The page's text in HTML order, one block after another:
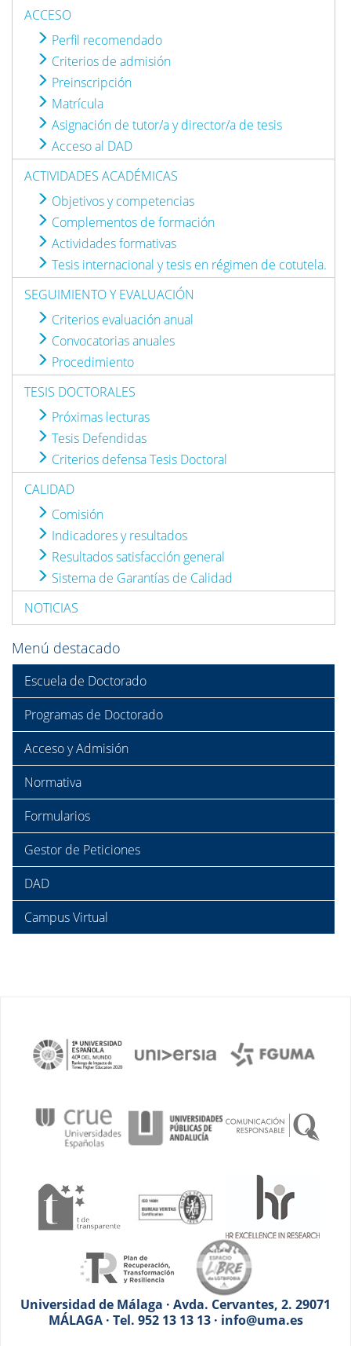
ACCESO
Perfil recomendado
Criterios de admisión
Preinscripción
Matrícula
Asignación de tutor/a y director/a de tesis
Acceso al DAD
ACTIVIDADES ACADÉMICAS
Objetivos y competencias
Complementos de formación
Actividades formativas
Tesis internacional y tesis en régimen de cotutela.
SEGUIMIENTO Y EVALUACIÓN
Criterios evaluación anual
Convocatorias anuales
Procedimiento
TESIS DOCTORALES
Próximas lecturas
Tesis Defendidas
Criterios defensa Tesis Doctoral
CALIDAD
Comisión
Indicadores y resultados
Resultados satisfacción general
Sistema de Garantías de Calidad
NOTICIAS
Menú destacado
Escuela de Doctorado
Programas de Doctorado
Acceso y Admisión
Normativa
Formularios
Gestor de Peticiones
DAD
Campus Virtual
Universidad de Málaga · Avda. Cervantes, 2. 29071
MÁLAGA · Tel. 952 13 13 13 · info@uma.es